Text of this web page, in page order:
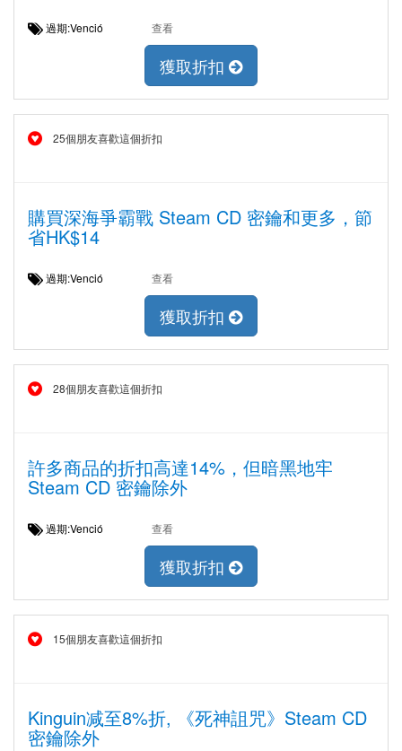
過期:Venció 查看
獲取折扣
25個朋友喜歡這個折扣
購買深海爭霸戰 Steam CD 密鑰和更多，節
省HK$14
過期:Venció 查看
獲取折扣
28個朋友喜歡這個折扣
許多商品的折扣高達14%，但暗黑地牢
Steam CD 密鑰除外
過期:Venció 查看
獲取折扣
15個朋友喜歡這個折扣
Kinguin减至8%折, 《死神詛咒》Steam CD
密鑰除外